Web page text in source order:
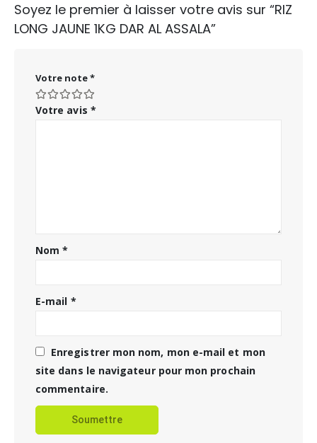
Soyez le premier à laisser votre avis sur “RIZ
LONG JAUNE 1KG DAR AL ASSALA”
Votre note*
Votre avis *
Nom*
E-mail *
Enregistrer mon nom, mon e-mail et mon
site dans le navigateur pour mon prochain
commentaire.